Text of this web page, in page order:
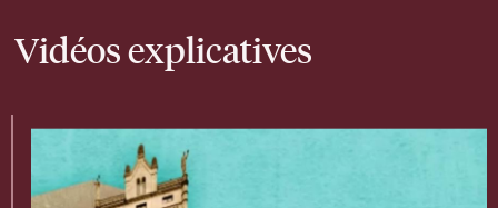
Vidéos explicatives